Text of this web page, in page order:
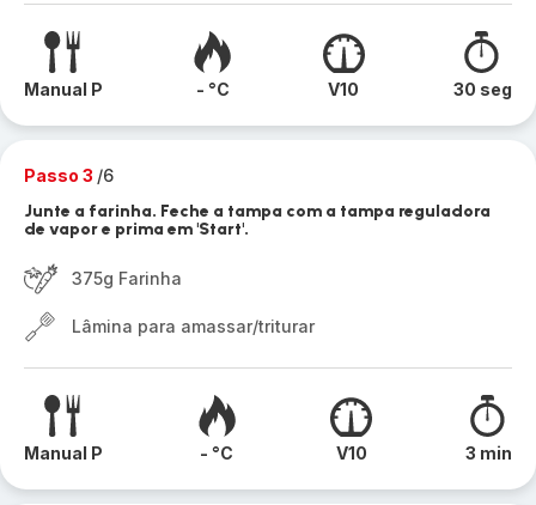
Manual P - °C V10 30 seg
Passo 3 /6
Junte a farinha. Feche a tampa com a tampa reguladora
de vapor e prima em 'Start'.
375g Farinha
Lâmina para amassar/triturar
Manual P - °C V10 3 min